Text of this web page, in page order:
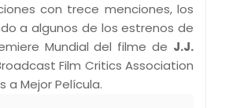
con trece menciones, los
a algunos de los estrenos de
Mundial del filme de J.J.
Film Critics Association
a Mejor Película.